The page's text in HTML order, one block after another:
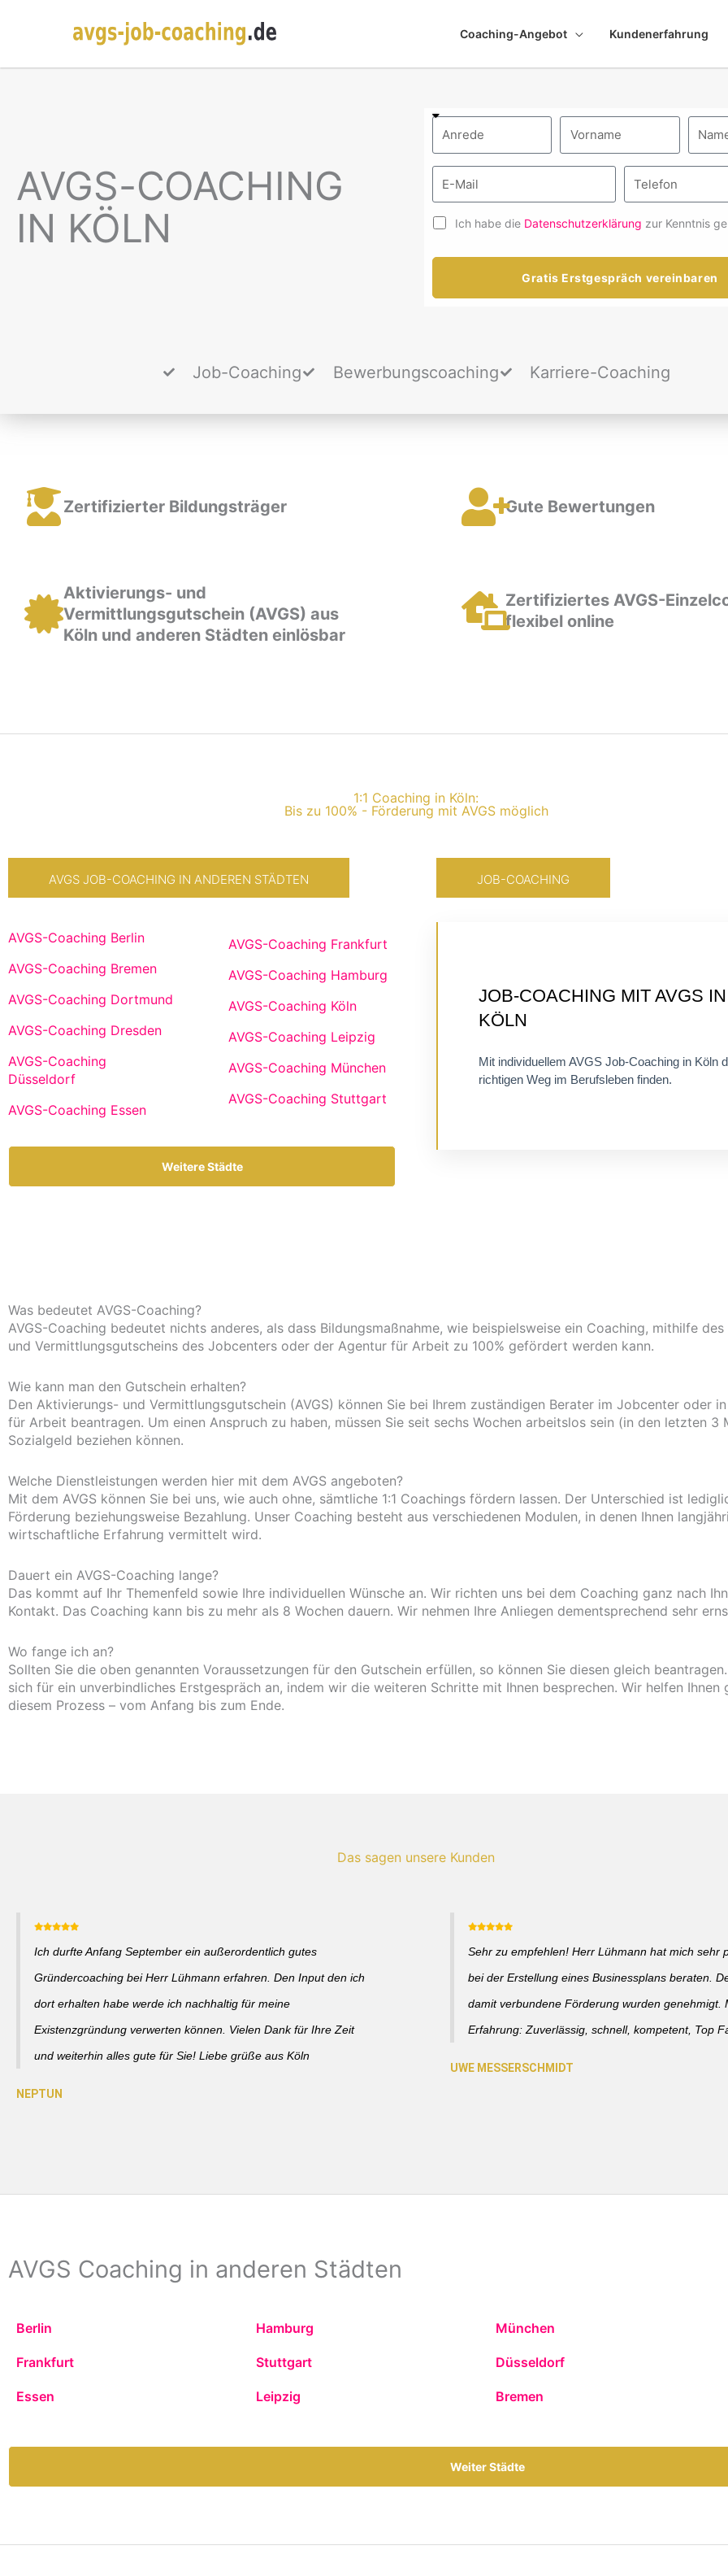
Coaching-Angebot Kundenerfahrung
AVGS-COACHING
IN KÖLN
Ich habe die Datenschutzerklärung zur Kenntnis
Gratis Erstgespräch vereinbaren
Job-Coaching Bewerbungscoaching Karriere-Coaching
Zertifizierter Bildungsträger
Aktivierungs- und
Vermittlungsgutschein (AVGS) aus
Köln und anderen Städten einlösbar
Gute Bewertungen
Zertifiziertes AVGS-
flexibel online
1:1 Coaching in Köln:
Bis zu 100% - Förderung mit AVGS möglich
AVGS JOB-COACHING IN ANDEREN STÄDTEN
AVGS-Coaching Berlin
AVGS-Coaching Bremen
AVGS-Coaching Dortmund
AVGS-Coaching Dresden
AVGS-Coaching
Düsseldorf
AVGS-Coaching Essen
AVGS-Coaching Frankfurt
AVGS-Coaching Hamburg
AVGS-Coaching Köln
AVGS-Coaching Leipzig
AVGS-Coaching München
AVGS-Coaching Stuttgart
Weitere Städte
JOB-COACHING
JOB-COACHING MIT AVGS IN
KÖLN
Mit individuellem AVGS Job-Coaching in Köln
richtigen Weg im Berufsleben finden.
EINZELCOACHING
FLEXIBEL ONLINE
Was bedeutet AVGS-Coaching?
AVGS-Coaching bedeutet nichts anderes, als dass Bildungsmaßnahme, wie beispielsweise ein Coaching, mithilfe
und Vermittlungsgutscheins des Jobcenters oder der Agentur für Arbeit zu 100% gefördert werden kann.
Wie kann man den Gutschein erhalten?
Den Aktivierungs- und Vermittlungsgutschein (AVGS) können Sie bei Ihrem zuständigen Berater im Jobcenter oder
für Arbeit beantragen. Um einen Anspruch zu haben, müssen Sie seit sechs Wochen arbeitslos sein (in den letzten 3
Sozialgeld beziehen können.
Welche Dienstleistungen werden hier mit dem AVGS angeboten?
Mit dem AVGS können Sie bei uns, wie auch ohne, sämtliche 1:1 Coachings fördern lassen. Der Unterschied ist
Förderung beziehungsweise Bezahlung. Unser Coaching besteht aus verschiedenen Modulen, in denen Ihnen
wirtschaftliche Erfahrung vermittelt wird.
Dauert ein AVGS-Coaching lange?
Das kommt auf Ihr Themenfeld sowie Ihre individuellen Wünsche an. Wir richten uns bei dem Coaching ganz nach
Kontakt. Das Coaching kann bis zu mehr als 8 Wochen dauern. Wir nehmen Ihre Anliegen dementsprechend sehr
Wo fange ich an?
Sollten Sie die oben genannten Voraussetzungen für den Gutschein erfüllen, so können Sie diesen gleich
sich für ein unverbindliches Erstgespräch an, indem wir die weiteren Schritte mit Ihnen besprechen. Wir helfen Ihnen
diesem Prozess – vom Anfang bis zum Ende.
Das sagen unsere Kunden
Ich durfte Anfang September ein außerordentlich gutes
Gründercoaching bei Herr Lühmann erfahren. Den Input den ich
dort erhalten habe werde ich nachhaltig für meine
Existenzgründung verwerten können. Vielen Dank für Ihre Zeit
und weiterhin alles gute für Sie! Liebe grüße aus Köln
Sehr zu empfehlen! Herr Lühmann hat mich sehr
bei der Erstellung eines Businessplans beraten.
damit verbundene Förderung wurden genehmigt.
Erfahrung: Zuverlässig, schnell, kompetent, Top
AVGS Coaching in anderen Städten
Berlin Hamburg München
Frankfurt Stuttgart Düsseldorf
Essen Leipzig Bremen
Weiter Städte